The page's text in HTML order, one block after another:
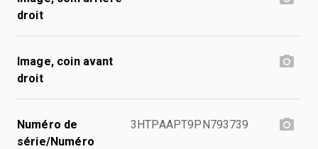
droit
Image, coin avant
droit
Numéro de
série/Numéro
3HTPAAPT9PN793739